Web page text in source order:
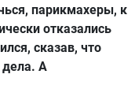
парикмахеры, к
отказались
сказав, что
дела. А